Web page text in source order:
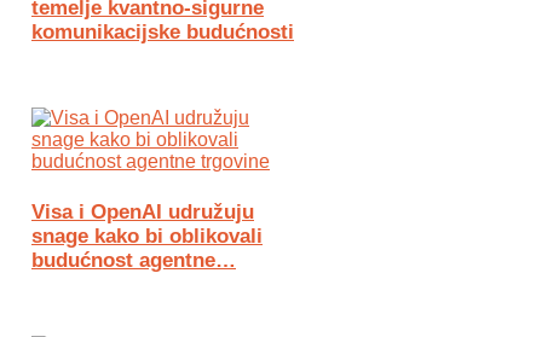
temelje kvantno-sigurne
komunikacijske budućnosti
Visa i OpenAI udružuju
snage kako bi oblikovali
budućnost agentne…